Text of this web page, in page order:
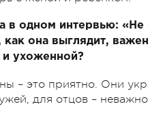
в одном интервью: «Не
она выглядит,
ухоженной?
– это приятно. Они
для отцов –